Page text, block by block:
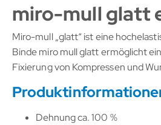
miro-mull glatt
Miro-mull „glatt“ ist eine
Binde miro mull glatt ermöglicht
Fixierung von Kompressen und
Dehnung ca. 100 %